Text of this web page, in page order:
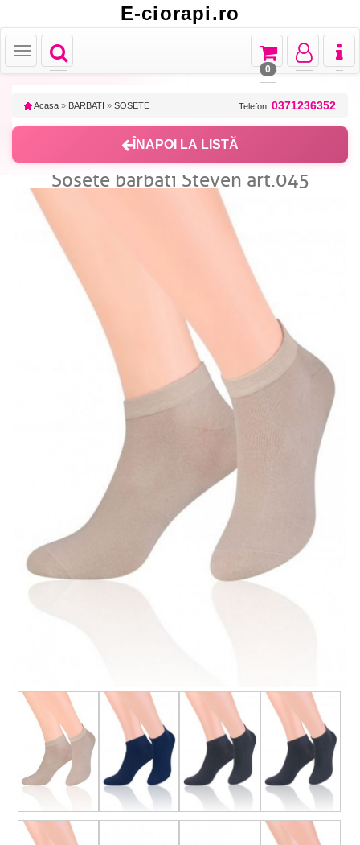
E-ciorapi.ro
Toggle
navigation
Toggle
Toggle
navigation
Toggle
navigation
Toggle
navigation
0
Acasa » BARBATI » SOSETE Telefon: 0371236352
ÎNAPOI LA LISTĂ
Sosete barbati Steven art.045